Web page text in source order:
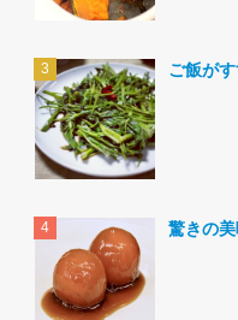
ご飯が
驚きの美